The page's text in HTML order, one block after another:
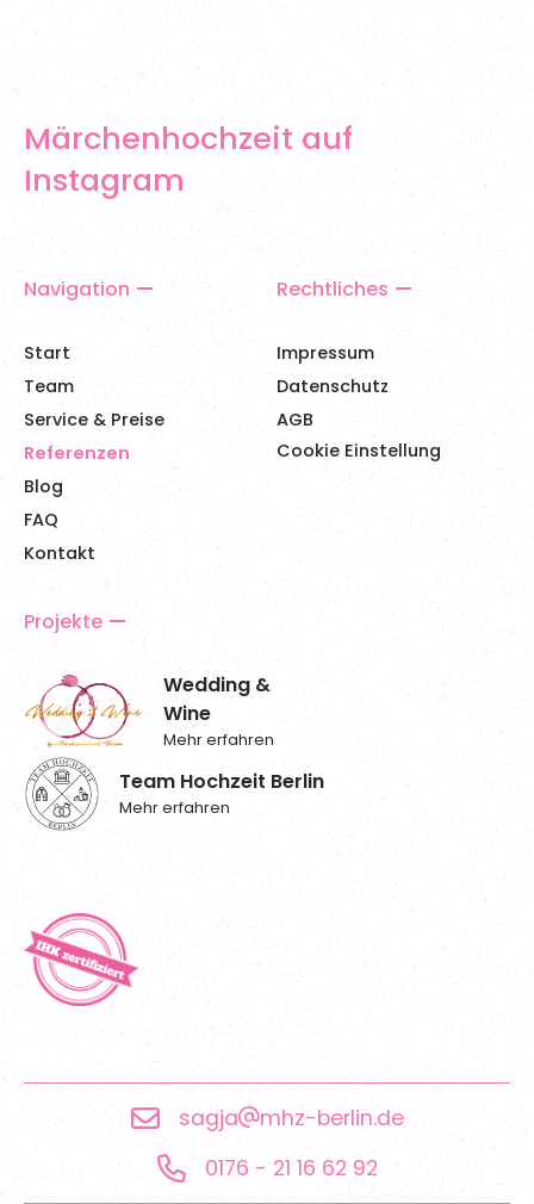
Märchenhochzeit auf
Instagram
Navigation
Start
Team
Service & Preise
Referenzen
Blog
FAQ
Kontakt
Rechtliches
Impressum
Datenschutz
AGB
Cookie Einstellung
Projekte
Wedding &
Wine
Mehr erfahren
Team Hochzeit Berlin
Mehr erfahren
sagja
mhz-berlin.de
0176 - 21 16 62 92